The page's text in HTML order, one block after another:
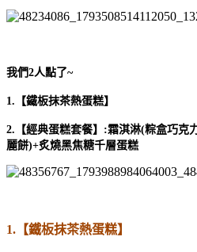
我們2人點了~
1.【鐵板抹茶熱蛋糕】
2.【經典蛋糕套餐】:霜淇淋(粽盒巧克
麗餅)+炙燒黑焦糖千層蛋糕
1.【鐵板抹茶熱蛋糕】